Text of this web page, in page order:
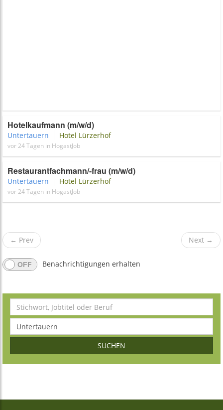
Hotelkaufmann (m/w/d)
Untertauern Hotel Lürzerhof
vor 24 Tagen in HogastJob
Restaurantfachmann/-frau (m/w/d)
Untertauern Hotel Lürzerhof
vor 24 Tagen in HogastJob
← Prev Next →
Benachrichtigungen erhalten
SUCHEN